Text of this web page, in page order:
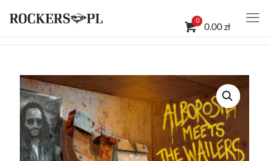
0
0.00 zł